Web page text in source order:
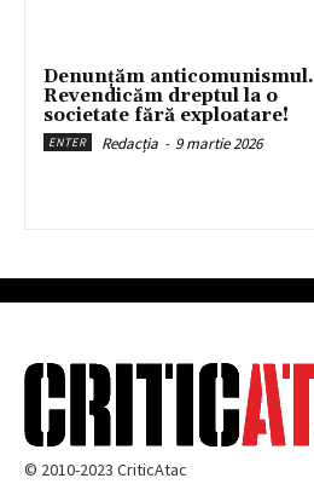
Denunțăm anticomunismul.
Revendicăm dreptul la o
societate fără exploatare!
ENTER Redacția - 9 martie 2026
© 2010-2023 CriticAtac